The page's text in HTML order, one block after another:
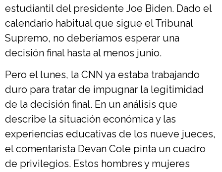
estudiantil del presidente Joe Biden. Dado el
calendario habitual que sigue el Tribunal
Supremo, no deberíamos esperar una
decisión final hasta al menos junio.
Pero el lunes, la CNN ya estaba trabajando
duro para tratar de impugnar la legitimidad
de la decisión final. En un análisis que
describe la situación económica y las
experiencias educativas de los nueve jueces,
el comentarista Devan Cole pinta un cuadro
de privilegios. Estos hombres y mujeres